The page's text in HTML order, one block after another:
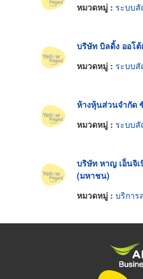
หมวดหมู่ : ระบบ
บริษัท บิลดิ้ง ออโ
หมวดหมู่ : ระบบ
ห้างหุ้นส่วนจำกัด
หมวดหมู่ : ระบบ
บริษัท หาญ เอ็นจิ
(มหาชน)
หมวดหมู่ : บริการ